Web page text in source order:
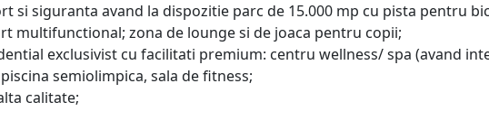
si siguranta avand la dispozitie parc de 15.000 mp cu pista pentru
multifunctional; zona de lounge si de joaca pentru copii;
exclusivist cu facilitati premium: centru wellness/ spa (avand
semiolimpica, sala de fitness;
calitate;